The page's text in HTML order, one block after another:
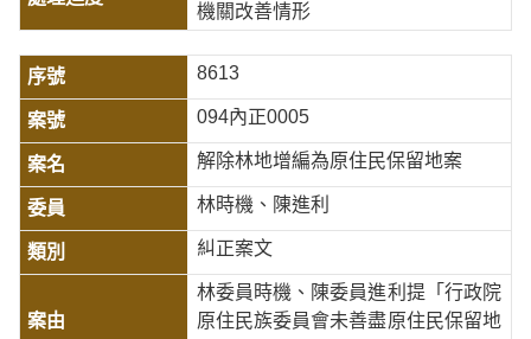
機關改善情形
8613
094內正0005
解除林地增編為原住民保留地案
林時機、陳進利
糾正案文
林委員時機、陳委員進利提「行政院
原住民族委員會未善盡原住民保留地